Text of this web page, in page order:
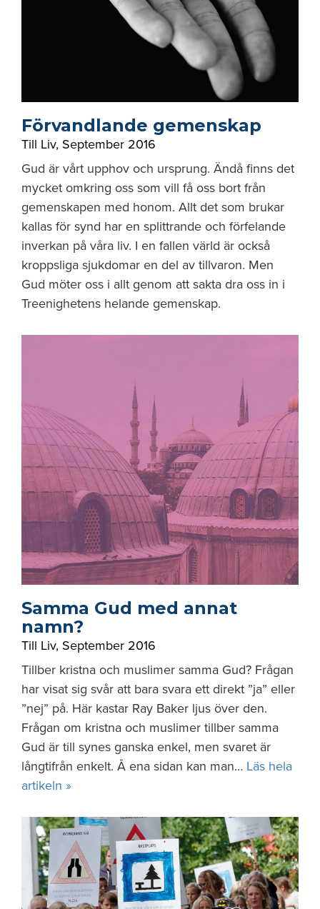
Förvandlande gemenskap
Till Liv, September 2016
Gud är vårt upphov och ursprung. Ändå finns det
mycket omkring oss som vill få oss bort från
gemenskapen med honom. Allt det som brukar
kallas för synd har en splittrande och förfelande
inverkan på våra liv. I en fallen värld är också
kroppsliga sjukdomar en del av tillvaron. Men
Gud möter oss i allt genom att sakta dra oss in i
Treenighetens helande gemenskap.
Samma Gud med annat
namn?
Till Liv, September 2016
Tillber kristna och muslimer samma Gud? Frågan
har visat sig svår att bara svara ett direkt ”ja” eller
”nej” på. Här kastar Ray Baker ljus över den.
Frågan om kristna och muslimer tillber samma
Gud är till synes ganska enkel, men svaret är
långtifrån enkelt. Å ena sidan kan man… Läs hela
artikeln »